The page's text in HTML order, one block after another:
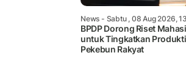
News - Sabtu , 08 Aug 2026,
BPDP Dorong Riset
untuk Tingkatkan
Pekebun Rakyat